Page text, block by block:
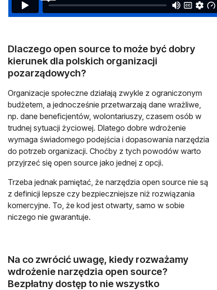
Dlaczego open source to może być dobry
kierunek dla polskich organizacji
pozarządowych?
Organizacje społeczne działają zwykle z ograniczonym
budżetem, a jednocześnie przetwarzają dane wrażliwe,
np. dane beneficjentów, wolontariuszy, czasem osób w
trudnej sytuacji życiowej. Dlatego dobre wdrożenie
wymaga świadomego podejścia i dopasowania narzędzia
do potrzeb organizacji. Choćby z tych powodów warto
przyjrzeć się open source jako jednej z opcji.
Trzeba jednak pamiętać, że narzędzia open source nie są
z definicji lepsze czy bezpieczniejsze niż rozwiązania
komercyjne. To, że kod jest otwarty, samo w sobie
niczego nie gwarantuje.
Na co zwrócić uwagę, kiedy rozważamy
wdrożenie narzędzia open source?
Bezpłatny dostęp to nie wszystko